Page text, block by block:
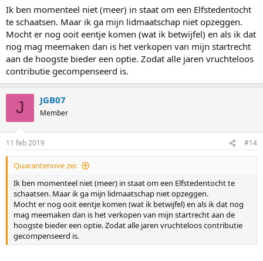
Ik ben momenteel niet (meer) in staat om een Elfstedentocht
te schaatsen. Maar ik ga mijn lidmaatschap niet opzeggen.
Mocht er nog ooit eentje komen (wat ik betwijfel) en als ik dat
nog mag meemaken dan is het verkopen van mijn startrecht
aan de hoogste bieder een optie. Zodat alle jaren vruchteloos
contributie gecompenseerd is.
J JGB07
Member
11 feb 2019 #14
Quarantenove zei:
Ik ben momenteel niet (meer) in staat om een Elfstedentocht te
schaatsen. Maar ik ga mijn lidmaatschap niet opzeggen.
Mocht er nog ooit eentje komen (wat ik betwijfel) en als ik dat nog
mag meemaken dan is het verkopen van mijn startrecht aan de
hoogste bieder een optie. Zodat alle jaren vruchteloos contributie
gecompenseerd is.